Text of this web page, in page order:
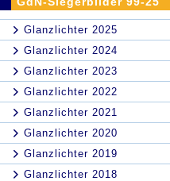
Glanzlichter 2025
Glanzlichter 2024
Glanzlichter 2023
Glanzlichter 2022
Glanzlichter 2021
Glanzlichter 2020
Glanzlichter 2019
Glanzlichter 2018